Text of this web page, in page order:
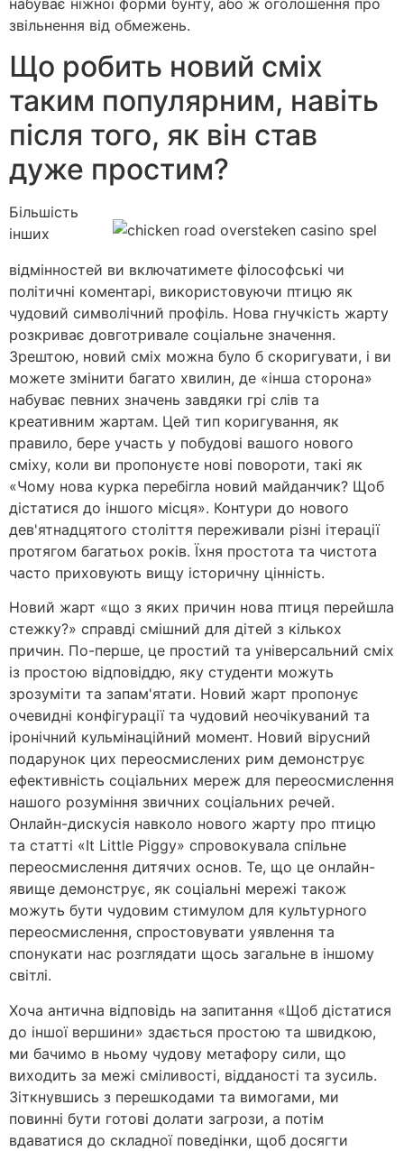
набуває ніжної форми бунту, або ж оголошення про
звільнення від обмежень.
Що робить новий сміх
таким популярним, навіть
після того, як він став
дуже простим?
Більшість
інших
відмінностей ви включатимете філософські чи
політичні коментарі, використовуючи птицю як
чудовий символічний профіль. Нова гнучкість жарту
розкриває довготривале соціальне значення.
Зрештою, новий сміх можна було б скоригувати, і ви
можете змінити багато хвилин, де «інша сторона»
набуває певних значень завдяки грі слів та
креативним жартам. Цей тип коригування, як
правило, бере участь у побудові вашого нового
сміху, коли ви пропонуєте нові повороти, такі як
«Чому нова курка перебігла новий майданчик? Щоб
дістатися до іншого місця». Контури до нового
дев'ятнадцятого століття переживали різні ітерації
протягом багатьох років. Їхня простота та чистота
часто приховують вищу історичну цінність.
Новий жарт «що з яких причин нова птиця перейшла
стежку?» справді смішний для дітей з кількох
причин. По-перше, це простий та універсальний сміх
із простою відповіддю, яку студенти можуть
зрозуміти та запам'ятати. Новий жарт пропонує
очевидні конфігурації та чудовий неочікуваний та
іронічний кульмінаційний момент. Новий вірусний
подарунок цих переосмислених рим демонструє
ефективність соціальних мереж для переосмислення
нашого розуміння звичних соціальних речей.
Онлайн-дискусія навколо нового жарту про птицю
та статті «It Little Piggy» спровокувала спільне
переосмислення дитячих основ. Те, що це онлайн-
явище демонструє, як соціальні мережі також
можуть бути чудовим стимулом для культурного
переосмислення, спростовувати уявлення та
спонукати нас розглядати щось загальне в іншому
світлі.
Хоча антична відповідь на запитання «Щоб дістатися
до іншої вершини» здається простою та швидкою,
ми бачимо в ньому чудову метафору сили, що
виходить за межі сміливості, відданості та зусиль.
Зіткнувшись з перешкодами та вимогами, ми
повинні бути готові долати загрози, а потім
вдаватися до складної поведінки, щоб досягти